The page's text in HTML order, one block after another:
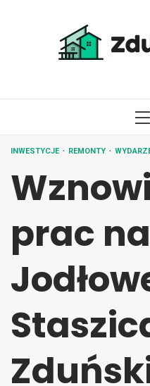
INWESTYCJE REMONTY
prac